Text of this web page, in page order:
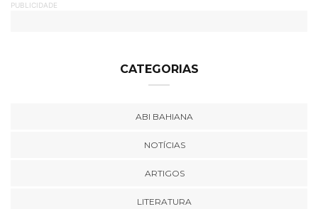
PUBLICIDADE
CATEGORIAS
ABI BAHIANA
NOTÍCIAS
ARTIGOS
LITERATURA